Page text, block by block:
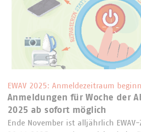
EWAV 2025: Anmeldezeitraum
Anmeldungen für Woche der
2025 ab sofort möglich
Ende November ist alljährlich